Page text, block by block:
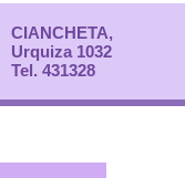
CIANCHETA,
Urquiza 1032
Tel. 431328